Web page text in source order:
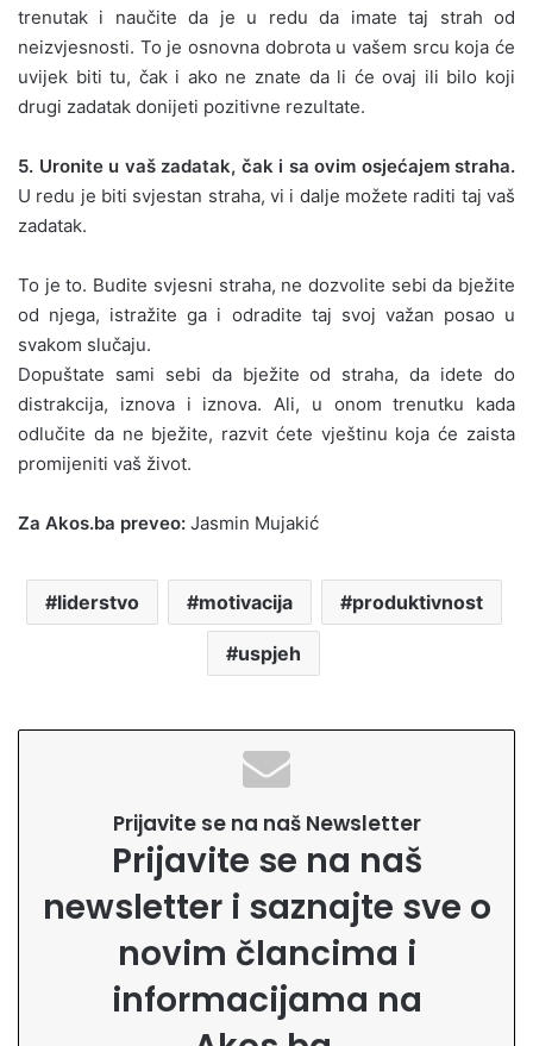
trenutak i naučite da je u redu da imate taj strah od
neizvjesnosti. To je osnovna dobrota u vašem srcu koja će
uvijek biti tu, čak i ako ne znate da li će ovaj ili bilo koji
drugi zadatak donijeti pozitivne rezultate.
5. Uronite u vaš zadatak, čak i sa ovim osjećajem straha.
U redu je biti svjestan straha, vi i dalje možete raditi taj vaš
zadatak.
To je to. Budite svjesni straha, ne dozvolite sebi da bježite
od njega, istražite ga i odradite taj svoj važan posao u
svakom slučaju.
Dopuštate sami sebi da bježite od straha, da idete do
distrakcija, iznova i iznova. Ali, u onom trenutku kada
odlučite da ne bježite, razvit ćete vještinu koja će zaista
promijeniti vaš život.
Za Akos.ba preveo: Jasmin Mujakić
liderstvo motivacija produktivnost
uspjeh
Prijavite se na naš Newsletter
Prijavite se na naš
newsletter i saznajte sve o
novim člancima i
informacijama na